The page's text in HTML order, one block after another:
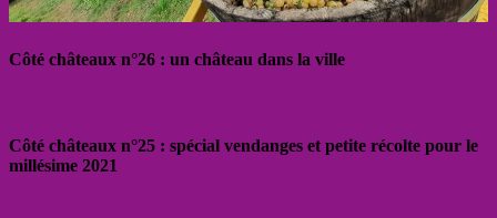
Côté châteaux n°26 : un château dans la ville
Côté châteaux n°25 : spécial vendanges et petite récolte pour le
millésime 2021